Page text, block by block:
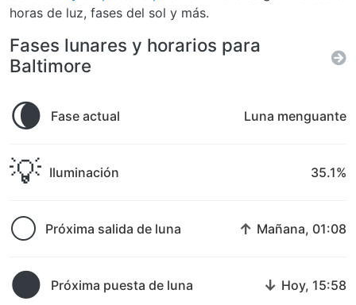
horas de luz, fases del sol y más.
Fases lunares y horarios para
Baltimore
🌘 Fase actual Luna menguante
💡 Iluminación 35.1%
🌕 Próxima salida de luna ↑ Mañana, 01:08
🌑 Próxima puesta de luna ↓ Hoy, 15:58